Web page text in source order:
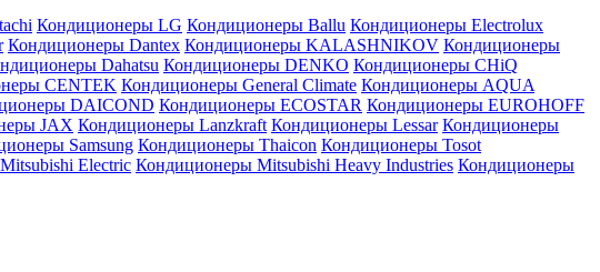
Кондиционеры LG Кондиционеры Ballu Кондиционеры Electrolux
Кондиционеры Dantex Кондиционеры KALASHNIKOV Кондиционеры
Dahatsu Кондиционеры DENKO Кондиционеры CHiQ
CENTEK Кондиционеры General Climate Кондиционеры AQUA
DAICOND Кондиционеры ECOSTAR Кондиционеры EUROHOFF
JAX Кондиционеры Lanzkraft Кондиционеры Lessar Кондиционеры
Samsung Кондиционеры Thaicon Кондиционеры Tosot
Electric Кондиционеры Mitsubishi Heavy Industries Кондиционеры